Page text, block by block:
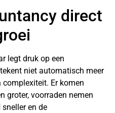
direct
legt druk op een
niet automatisch meer
Er komen
groter, voorraden nemen
en de